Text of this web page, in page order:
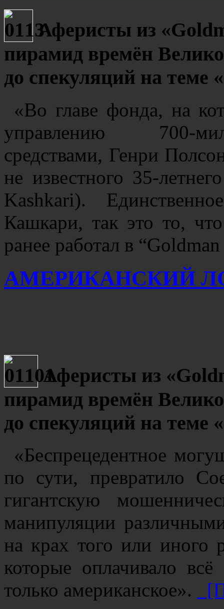
Аферисты из
пирамид времён
до спекуляций на теме
«Во главе фонда, на
управлению 700-
средствами, Генри
не известного 35-
Kashkari).
Кашкари, так это то,
ранее работал в
АМЕРИКАНСКИЙ
Аферисты из
пирамид времён
до спекуляций на теме
«Беспрецедентное
по сути, превратило
гигантскую
манипуляции
на крах того или иного
которые оплачивало
только американское».